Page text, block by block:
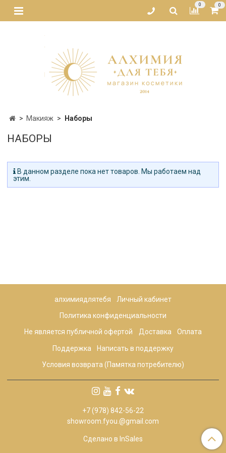
0 0
Макияж Наборы
НАБОРЫ
В данном разделе пока нет товаров. Мы работаем над
этим.
алхимиядлятебя Личный кабинет
Политика конфиденциальности
Не является публичной офертой Доставка Оплата
Поддержка Написать в поддержку
Условия возврата (Памятка потребителю)
+7 (978) 842-56-22
showroom.fyou.@gmail.com
Сделано в InSales